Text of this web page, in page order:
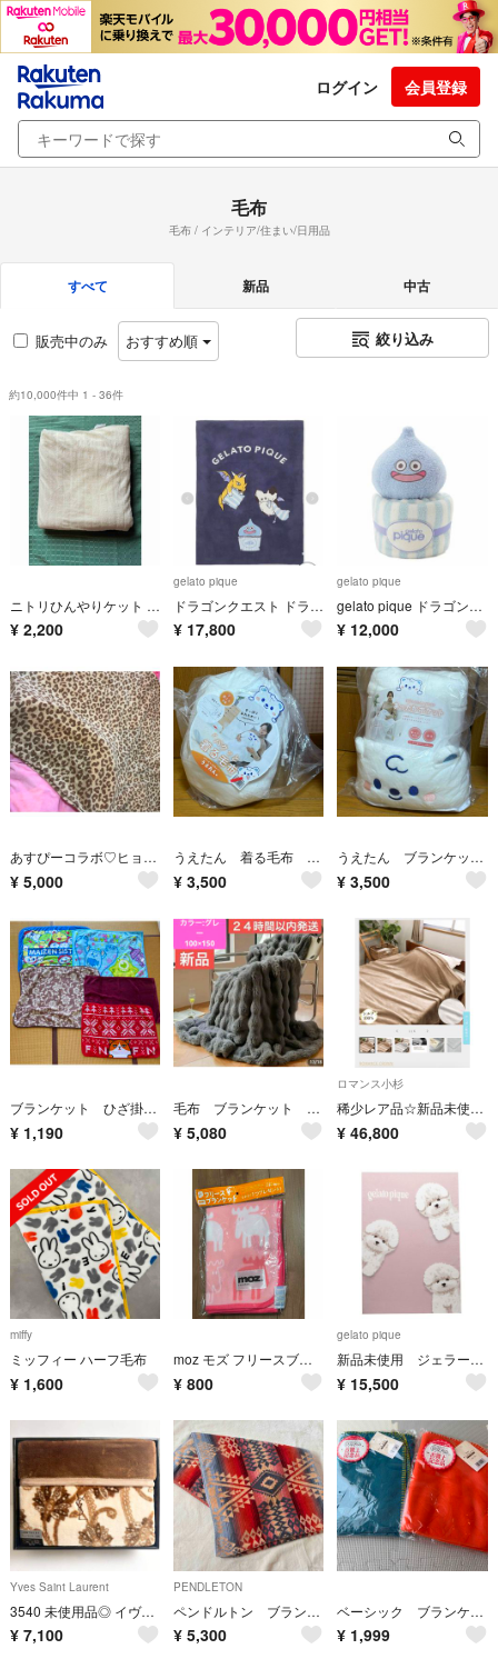
ログイン 会員登録
毛布
毛布 / インテリア/住まい/日用品
すべて 新品 中古
販売中のみ おすすめ順 絞り込み
約10,000件中 1 - 36件
ニトリひんやりケット nクールSPサラモチn-s
¥ 2,200
gelato pique
ドラゴンクエスト ドラクエコラボ ジェラートピケ ジャガードマルチカバーネイビー
¥ 17,800
gelato pique
gelato pique ドラゴンクエスト スライム ブランケット ジェラートピケ ジェラピケ
¥ 12,000
あすぴーコラボ♡ヒョウ柄タオルケット
¥ 5,000
うえたん 着る毛布 ブランケット パクっと着る毛布 ウエルシア 毛布 省エネ
¥ 3,500
うえたん ブランケット あったかポケット ウエルシア 毛布 温活 省エネ
¥ 3,500
ブランケット ひざ掛け まいぜんシスターズ モンスターズインク ワイモバイル
¥ 1,190
毛布 ブランケット グレー おしゃれ100✖️150
¥ 5,080
ロマンス小杉
稀少レア品☆新品未使用タグ付き☆ロマンス小杉 ROMANCE CROWN☆絹 高級シルク毛布 シルク100％☆日本製
¥ 46,800
miffy
ミッフィー ハーフ毛布
¥ 1,600
moz モズ フリースブランケット ピンク トナカイ柄 ひざ掛け
¥ 800
gelato pique
新品未使用 ジェラートピケ パウダーDOG3柄ジャガードマルチカバー ピンク
¥ 15,500
Yves Saint Laurent
3540 未使用品◎ イヴサンローラン ニューマイヤー毛布 ブラウン
¥ 7,100
PENDLETON
ペンドルトン ブランケット キャニオンランド
¥ 5,300
ベーシック ブランケット ケーズデンキ 日立 限定 グリーン オレンジ
¥ 1,999